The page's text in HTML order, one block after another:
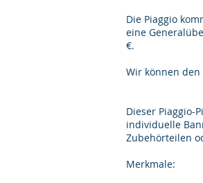
Die Piaggio
eine
€.
Wir können
Dieser Piaggio-
individuelle
Zubehörteilen
Merkmale: